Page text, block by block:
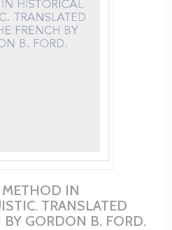
METHOD IN
TRANSLATED
BY GORDON B. FORD.